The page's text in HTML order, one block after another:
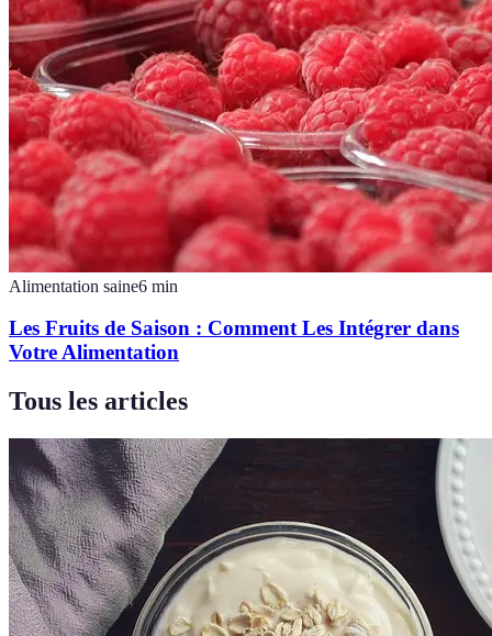
Alimentation saine6 min
Les Fruits de Saison : Comment Les Intégrer dans
Votre Alimentation
Tous les articles